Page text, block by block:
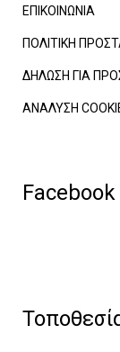
ΕΠΙΚΟΙΝΩΝΙΑ
ΠΟΛΙΤΙΚΗ
ΔΗΛΩΣΗ ΓΙΑ
ΑΝΑΛΥΣΗ
Facebook